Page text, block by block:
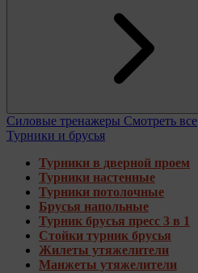
Силовые тренажеры Смотреть все
Турники и брусья
Турники в дверной проем
Турники настенные
Турники потолочные
Брусья напольные
Турник брусья пресс 3 в 1
Стойки турник брусья
Жилеты утяжелители
Манжеты утяжелители